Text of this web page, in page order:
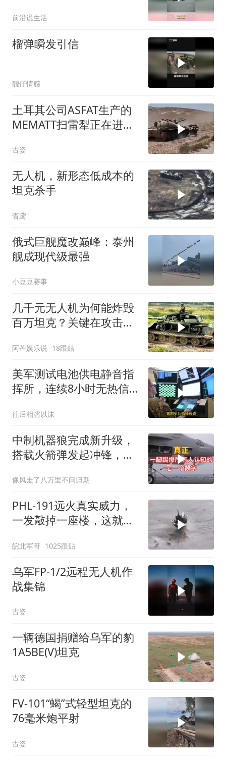
前沿说生活
榴弹瞬发引信
靓仔情感
土耳其公司ASFAT生产的
MEMATT扫雷犁正在进行
古姿
无人机，新形态低成本的
坦克杀手
杳鸢
俄式巨舰魔改巅峰：泰州
舰成现代级最强
小豆豆赛事
几千元无人机为何能炸毁
百万坦克？关键在攻击位
阿芒娱乐说 18跟贴
美军测试电池供电静音指
挥所，连续8小时无热信
往后相濡以沫
中制机器狼完成新升级，
搭载火箭弹发起冲锋，其
像风走了八万里不问归期
PHL-191远火真实威力，
一发敲掉一座楼，这就是
皖北军哥 1025跟贴
乌军FP-1/2远程无人机作
战集锦
古姿
一辆德国捐赠给乌军的豹
1A5BE(V)坦克
古姿
FV-101“蝎”式轻型坦克的
76毫米炮平射
古姿